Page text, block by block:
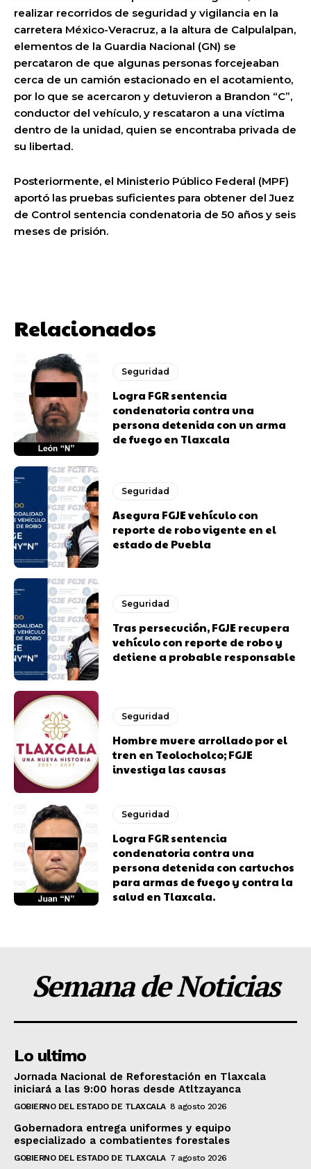
realizar recorridos de seguridad y vigilancia en la
carretera México-Veracruz, a la altura de Calpulalpan,
elementos de la Guardia Nacional (GN) se
percataron de que algunas personas forcejeaban
cerca de un camión estacionado en el acotamiento,
por lo que se acercaron y detuvieron a Brandon “C”,
conductor del vehículo, y rescataron a una víctima
dentro de la unidad, quien se encontraba privada de
su libertad.
Posteriormente, el Ministerio Público Federal (MPF)
aportó las pruebas suficientes para obtener del Juez
de Control sentencia condenatoria de 50 años y seis
meses de prisión.
Relacionados
Seguridad
Logra FGR sentencia
condenatoria contra una
persona detenida con un arma
de fuego en Tlaxcala
Seguridad
Asegura FGJE vehículo con
reporte de robo vigente en el
estado de Puebla
Seguridad
Tras persecución, FGJE recupera
vehículo con reporte de robo y
detiene a probable responsable
Seguridad
Hombre muere arrollado por el
tren en Teolocholco; FGJE
investiga las causas
Seguridad
Logra FGR sentencia
condenatoria contra una
persona detenida con cartuchos
para armas de fuego y contra la
salud en Tlaxcala.
Semana de Noticias
Lo ultimo
Jornada Nacional de Reforestación en Tlaxcala
iniciará a las 9:00 horas desde Atltzayanca
GOBIERNO DEL ESTADO DE TLAXCALA 8 agosto 2026
Gobernadora entrega uniformes y equipo
especializado a combatientes forestales
GOBIERNO DEL ESTADO DE TLAXCALA 7 agosto 2026